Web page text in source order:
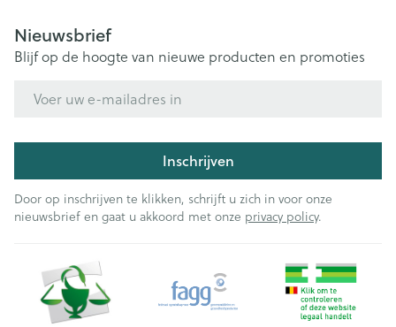
Nieuwsbrief
Blijf op de hoogte van nieuwe producten en promoties
Inschrijven
Door op inschrijven te klikken, schrijft u zich in voor onze
nieuwsbrief en gaat u akkoord met onze privacy policy.